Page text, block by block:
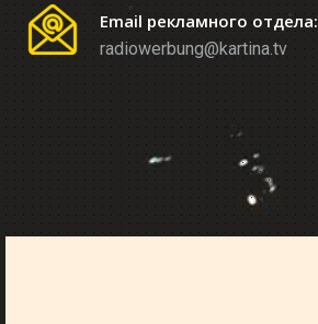
Email рекламного отдела:
radiowerbung@kartina.tv